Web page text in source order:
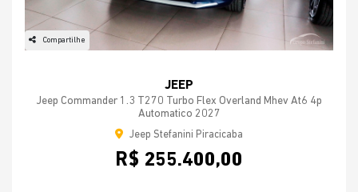
Compartilhe
JEEP
Jeep Commander 1.3 T270 Turbo Flex Overland Mhev At6 4p
Automatico 2027
Jeep Stefanini Piracicaba
R$ 255.400,00